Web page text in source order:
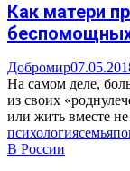
Как матери
Добромир
На самом деле,
из своих
или жить вместе не
психологиясемья
В России